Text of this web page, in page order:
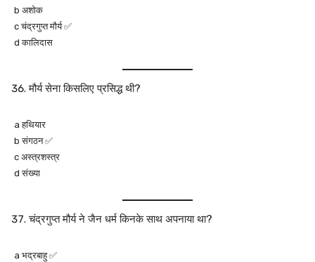
b अशोक
c चंद्रगुप्त मौर्य ✅
d कालिदास
मौर्य सेना किसलिए प्रसिद्ध थी?
a हथियार
b संगठन ✅
c अस्त्रशस्त्र
d संख्या
चंद्रगुप्त मौर्य ने जैन धर्म किनके साथ अपनाया था?
a भद्रबाहु ✅